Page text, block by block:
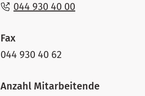
044 930 40 00
Fax
044 930 40 62
Anzahl Mitarbeitende